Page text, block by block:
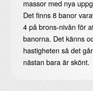
Om sidan ↓
massor med nya
Det finns 8 banor
4 på brons-nivån för
banorna. Det känns
hastigheten så det
nästan bara är skönt.